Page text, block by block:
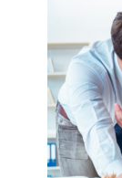
Dicas para
digital
Crie